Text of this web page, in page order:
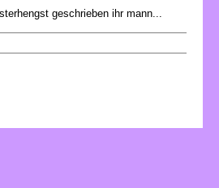
geschrieben ihr mann...